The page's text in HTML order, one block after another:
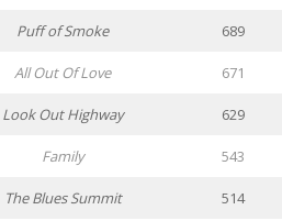
Puff of Smoke 689
All Out Of Love 671
Look Out Highway 629
Family 543
The Blues Summit 514